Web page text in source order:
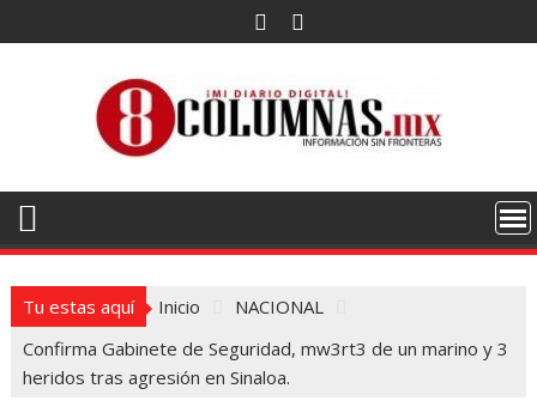
al
Tu estas aquí Inicio
NACIONAL
Confirma Gabinete de Seguridad, mw3rt3 de un marino y 3
heridos tras agresión en Sinaloa.